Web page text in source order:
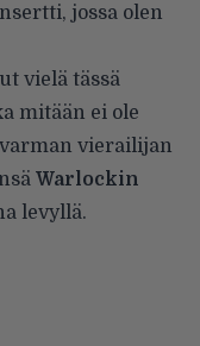
jossa olen
vielä tässä
mitään ei ole
vierailijan
Warlockin
levyllä.